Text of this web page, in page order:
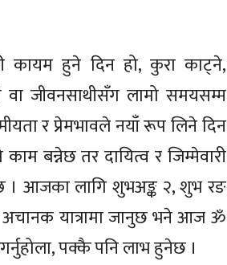
कायम हुने दिन हो, कुरा काट्ने,
वा जीवनसाथीसँग लामो समयसम्म
र प्रेमभावले नयाँ रूप लिने दिन
बन्नेछ तर दायित्व र जिम्मेवारी
। आजका लागि शुभअङ्क २, शुभ रङ
अचानक यात्रामा जानुछ भने आज ॐ
पक्कै पनि लाभ हुनेछ ।